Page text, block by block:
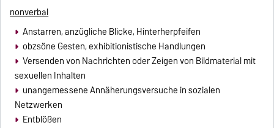
nonverbal
Anstarren, anzügliche Blicke, Hinterherpfeifen
obzsöne Gesten, exhibitionistische Handlungen
Versenden von Nachrichten oder Zeigen von Bildmaterial mit
sexuellen Inhalten
unangemessene Annäherungsversuche in sozialen
Netzwerken
Entblößen